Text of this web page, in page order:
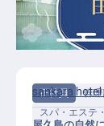
正社員
管
スパ・エステ
sankara hotel